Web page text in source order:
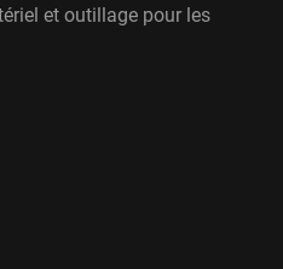
et outillage pour les